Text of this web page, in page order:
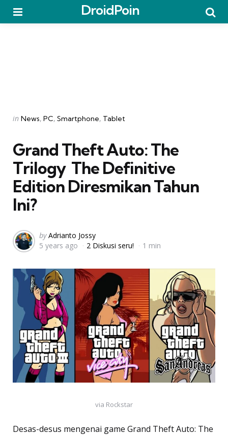
DroidPoin
Categories
Posted
in News PC Smartphone Tablet
Grand Theft Auto: The
Trilogy  The Definitive
Edition Diresmikan Tahun
Ini?
Posted
by
by Adrianto Jossy
5 years ago
2 Diskusi seru! 1 min
via Rockstar
Desas-desus mengenai game Grand Theft Auto: The